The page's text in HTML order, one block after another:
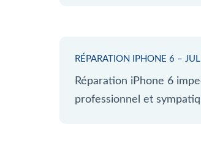
RÉPARATION IPHONE 6 –
Réparation iPhone 6
professionnel et